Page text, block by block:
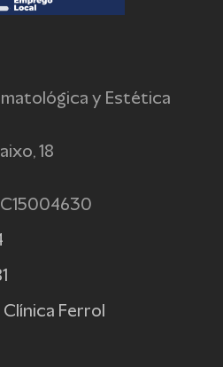
y Estética
18
C15004630
Ferrol